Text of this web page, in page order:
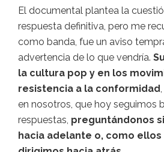
El documental plantea la
respuesta definitiva, pero me
como banda, fue un aviso
advertencia de lo que vendría.
la cultura pop y en los
resistencia a la conformidad
en nosotros, que hoy seguimos
respuestas, preguntándonos
hacia adelante o, como ellos